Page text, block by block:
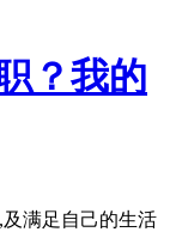
？我的
满足自己的生活